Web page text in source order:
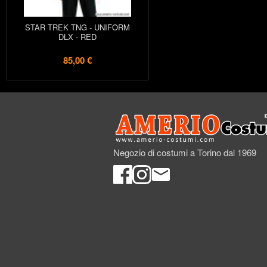
STAR TREK TNG - UNIFORM
DLX - RED
85,00 €
Negozio di costumi a Torino dal 1969